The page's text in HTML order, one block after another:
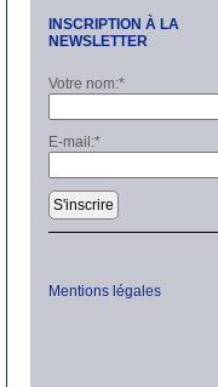
INSCRIPTION À LA
NEWSLETTER
Votre nom:*
E-mail:*
S'inscrire
Mentions légales